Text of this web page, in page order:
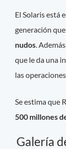
El Solaris está
generación
nudos.
que le da una
las
Se estima que
500 millones
Galería